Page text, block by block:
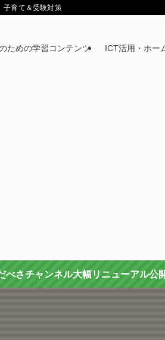
子育て＆受験対策
ための学習コンテンツ ICT活用・ホー
さチャンネル大幅リニューアル公